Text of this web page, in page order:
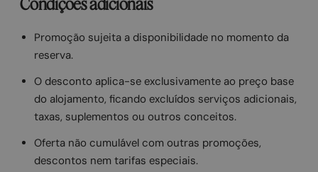
Condições adicionais
Promoção sujeita a disponibilidade no momento da
reserva.
O desconto aplica-se exclusivamente ao preço base
do alojamento, ficando excluídos serviços adicionais,
taxas, suplementos ou outros conceitos.
Oferta não cumulável com outras promoções,
descontos nem tarifas especiais.